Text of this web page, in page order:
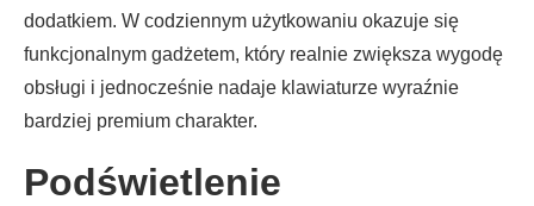
dodatkiem. W codziennym użytkowaniu okazuje się
funkcjonalnym gadżetem, który realnie zwiększa wygodę
obsługi i jednocześnie nadaje klawiaturze wyraźnie
bardziej premium charakter.
Podświetlenie